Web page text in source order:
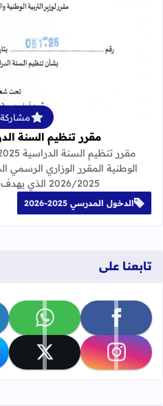
مقرر تنظيم السنة الدراسية
الوطنية المقرر الوزاري الرسمي
2026/2025 الذي يهدف إلى تحديد مختلف…
الدخول المدرسي 2025-2026
تابعنا على
تابعنا على facebook تابعنا على whatsapp
تابعنا على instagram تابعنا على x